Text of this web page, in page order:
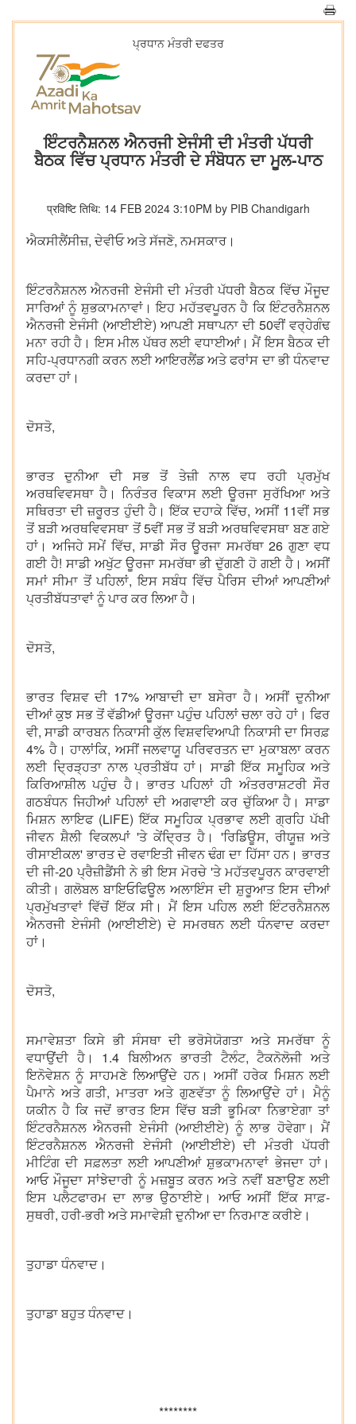
ਪ੍ਰਧਾਨ ਮੰਤਰੀ ਦਫਤਰ
ਇੰਟਰਨੈਸ਼ਨਲ ਐਨਰਜੀ ਏਜੰਸੀ ਦੀ ਮੰਤਰੀ ਪੱਧਰੀ
ਬੈਠਕ ਵਿੱਚ ਪ੍ਰਧਾਨ ਮੰਤਰੀ ਦੇ ਸੰਬੋਧਨ ਦਾ ਮੂਲ-ਪਾਠ
प्रविष्टि तिथि: 14 FEB 2024 3:10PM by PIB Chandigarh
ਐਕਸੀਲੈਂਸੀਜ਼, ਦੇਵੀਓ ਅਤੇ ਸੱਜਣੋ, ਨਮਸਕਾਰ।
ਇੰਟਰਨੈਸ਼ਨਲ ਐਨਰਜੀ ਏਜੰਸੀ ਦੀ ਮੰਤਰੀ ਪੱਧਰੀ ਬੈਠਕ ਵਿੱਚ ਮੌਜੂਦ
ਸਾਰਿਆਂ ਨੂੰ ਸ਼ੁਭਕਾਮਨਾਵਾਂ। ਇਹ ਮਹੱਤਵਪੂਰਨ ਹੈ ਕਿ ਇੰਟਰਨੈਸ਼ਨਲ
ਐਨਰਜੀ ਏਜੰਸੀ (ਆਈਈਏ) ਆਪਣੀ ਸਥਾਪਨਾ ਦੀ 50ਵੀਂ ਵਰ੍ਹੇਗੰਢ
ਮਨਾ ਰਹੀ ਹੈ। ਇਸ ਮੀਲ ਪੱਥਰ ਲਈ ਵਧਾਈਆਂ। ਮੈਂ ਇਸ ਬੈਠਕ ਦੀ
ਸਹਿ-ਪ੍ਰਧਾਨਗੀ ਕਰਨ ਲਈ ਆਇਰਲੈਂਡ ਅਤੇ ਫਰਾਂਸ ਦਾ ਭੀ ਧੰਨਵਾਦ
ਕਰਦਾ ਹਾਂ।
ਦੋਸਤੋ,
ਭਾਰਤ ਦੁਨੀਆ ਦੀ ਸਭ ਤੋਂ ਤੇਜ਼ੀ ਨਾਲ ਵਧ ਰਹੀ ਪ੍ਰਮੁੱਖ
ਅਰਥਵਿਵਸਥਾ ਹੈ। ਨਿਰੰਤਰ ਵਿਕਾਸ ਲਈ ਊਰਜਾ ਸੁਰੱਖਿਆ ਅਤੇ
ਸਥਿਰਤਾ ਦੀ ਜ਼ਰੂਰਤ ਹੁੰਦੀ ਹੈ। ਇੱਕ ਦਹਾਕੇ ਵਿੱਚ, ਅਸੀਂ 11ਵੀਂ ਸਭ
ਤੋਂ ਬੜੀ ਅਰਥਵਿਵਸਥਾ ਤੋਂ 5ਵੀਂ ਸਭ ਤੋਂ ਬੜੀ ਅਰਥਵਿਵਸਥਾ ਬਣ ਗਏ
ਹਾਂ। ਅਜਿਹੇ ਸਮੇਂ ਵਿੱਚ, ਸਾਡੀ ਸੌਰ ਊਰਜਾ ਸਮਰੱਥਾ 26 ਗੁਣਾ ਵਧ
ਗਈ ਹੈ! ਸਾਡੀ ਅਖੁੱਟ ਊਰਜਾ ਸਮਰੱਥਾ ਭੀ ਦੁੱਗਣੀ ਹੋ ਗਈ ਹੈ। ਅਸੀਂ
ਸਮਾਂ ਸੀਮਾ ਤੋਂ ਪਹਿਲਾਂ, ਇਸ ਸਬੰਧ ਵਿੱਚ ਪੈਰਿਸ ਦੀਆਂ ਆਪਣੀਆਂ
ਪ੍ਰਤੀਬੱਧਤਾਵਾਂ ਨੂੰ ਪਾਰ ਕਰ ਲਿਆ ਹੈ।
ਦੋਸਤੋ,
ਭਾਰਤ ਵਿਸ਼ਵ ਦੀ 17% ਆਬਾਦੀ ਦਾ ਬਸੇਰਾ ਹੈ। ਅਸੀਂ ਦੁਨੀਆ
ਦੀਆਂ ਕੁਝ ਸਭ ਤੋਂ ਵੱਡੀਆਂ ਊਰਜਾ ਪਹੁੰਚ ਪਹਿਲਾਂ ਚਲਾ ਰਹੇ ਹਾਂ। ਫਿਰ
ਵੀ, ਸਾਡੀ ਕਾਰਬਨ ਨਿਕਾਸੀ ਕੁੱਲ ਵਿਸ਼ਵਵਿਆਪੀ ਨਿਕਾਸੀ ਦਾ ਸਿਰਫ਼
4% ਹੈ। ਹਾਲਾਂਕਿ, ਅਸੀਂ ਜਲਵਾਯੂ ਪਰਿਵਰਤਨ ਦਾ ਮੁਕਾਬਲਾ ਕਰਨ
ਲਈ ਦ੍ਰਿੜ੍ਹਤਾ ਨਾਲ ਪ੍ਰਤੀਬੱਧ ਹਾਂ। ਸਾਡੀ ਇੱਕ ਸਮੂਹਿਕ ਅਤੇ
ਕਿਰਿਆਸ਼ੀਲ ਪਹੁੰਚ ਹੈ। ਭਾਰਤ ਪਹਿਲਾਂ ਹੀ ਅੰਤਰਰਾਸ਼ਟਰੀ ਸੌਰ
ਗਠਬੰਧਨ ਜਿਹੀਆਂ ਪਹਿਲਾਂ ਦੀ ਅਗਵਾਈ ਕਰ ਚੁੱਕਿਆ ਹੈ। ਸਾਡਾ
ਮਿਸ਼ਨ ਲਾਇਫ (LiFE) ਇੱਕ ਸਮੂਹਿਕ ਪ੍ਰਭਾਵ ਲਈ ਗ੍ਰਹਿ ਪੱਖੀ
ਜੀਵਨ ਸ਼ੈਲੀ ਵਿਕਲਪਾਂ 'ਤੇ ਕੇਂਦ੍ਰਿਤ ਹੈ। 'ਰਿਡਿਊਸ, ਰੀਯੂਜ਼ ਅਤੇ
ਰੀਸਾਈਕਲ' ਭਾਰਤ ਦੇ ਰਵਾਇਤੀ ਜੀਵਨ ਢੰਗ ਦਾ ਹਿੱਸਾ ਹਨ। ਭਾਰਤ
ਦੀ ਜੀ-20 ਪ੍ਰੈਜ਼ੀਡੈਂਸੀ ਨੇ ਭੀ ਇਸ ਮੋਰਚੇ 'ਤੇ ਮਹੱਤਵਪੂਰਨ ਕਾਰਵਾਈ
ਕੀਤੀ। ਗਲੋਬਲ ਬਾਇਓਫਿਊਲ ਅਲਾਇੰਸ ਦੀ ਸ਼ੁਰੂਆਤ ਇਸ ਦੀਆਂ
ਪ੍ਰਮੁੱਖਤਾਵਾਂ ਵਿੱਚੋਂ ਇੱਕ ਸੀ। ਮੈਂ ਇਸ ਪਹਿਲ ਲਈ ਇੰਟਰਨੈਸ਼ਨਲ
ਐਨਰਜੀ ਏਜੰਸੀ (ਆਈਈਏ) ਦੇ ਸਮਰਥਨ ਲਈ ਧੰਨਵਾਦ ਕਰਦਾ
ਹਾਂ।
ਦੋਸਤੋ,
ਸਮਾਵੇਸ਼ਤਾ ਕਿਸੇ ਭੀ ਸੰਸਥਾ ਦੀ ਭਰੋਸੇਯੋਗਤਾ ਅਤੇ ਸਮਰੱਥਾ ਨੂੰ
ਵਧਾਉਂਦੀ ਹੈ। 1.4 ਬਿਲੀਅਨ ਭਾਰਤੀ ਟੈਲੰਟ, ਟੈਕਨੋਲੋਜੀ ਅਤੇ
ਇਨੋਵੇਸ਼ਨ ਨੂੰ ਸਾਹਮਣੇ ਲਿਆਉਂਦੇ ਹਨ। ਅਸੀਂ ਹਰੇਕ ਮਿਸ਼ਨ ਲਈ
ਪੈਮਾਨੇ ਅਤੇ ਗਤੀ, ਮਾਤਰਾ ਅਤੇ ਗੁਣਵੱਤਾ ਨੂੰ ਲਿਆਉਂਦੇ ਹਾਂ। ਮੈਨੂੰ
ਯਕੀਨ ਹੈ ਕਿ ਜਦੋਂ ਭਾਰਤ ਇਸ ਵਿੱਚ ਬੜੀ ਭੂਮਿਕਾ ਨਿਭਾਏਗਾ ਤਾਂ
ਇੰਟਰਨੈਸ਼ਨਲ ਐਨਰਜੀ ਏਜੰਸੀ (ਆਈਈਏ) ਨੂੰ ਲਾਭ ਹੋਵੇਗਾ। ਮੈਂ
ਇੰਟਰਨੈਸ਼ਨਲ ਐਨਰਜੀ ਏਜੰਸੀ (ਆਈਈਏ) ਦੀ ਮੰਤਰੀ ਪੱਧਰੀ
ਮੀਟਿੰਗ ਦੀ ਸਫ਼ਲਤਾ ਲਈ ਆਪਣੀਆਂ ਸ਼ੁਭਕਾਮਨਾਵਾਂ ਭੇਜਦਾ ਹਾਂ।
ਆਓ ਮੌਜੂਦਾ ਸਾਂਝੇਦਾਰੀ ਨੂੰ ਮਜ਼ਬੂਤ ਕਰਨ ਅਤੇ ਨਵੀਂ ਬਣਾਉਣ ਲਈ
ਇਸ ਪਲੈਟਫਾਰਮ ਦਾ ਲਾਭ ਉਠਾਈਏ। ਆਓ ਅਸੀਂ ਇੱਕ ਸਾਫ਼-
ਸੁਥਰੀ, ਹਰੀ-ਭਰੀ ਅਤੇ ਸਮਾਵੇਸ਼ੀ ਦੁਨੀਆ ਦਾ ਨਿਰਮਾਣ ਕਰੀਏ।
ਤੁਹਾਡਾ ਧੰਨਵਾਦ।
ਤੁਹਾਡਾ ਬਹੁਤ ਧੰਨਵਾਦ।
********